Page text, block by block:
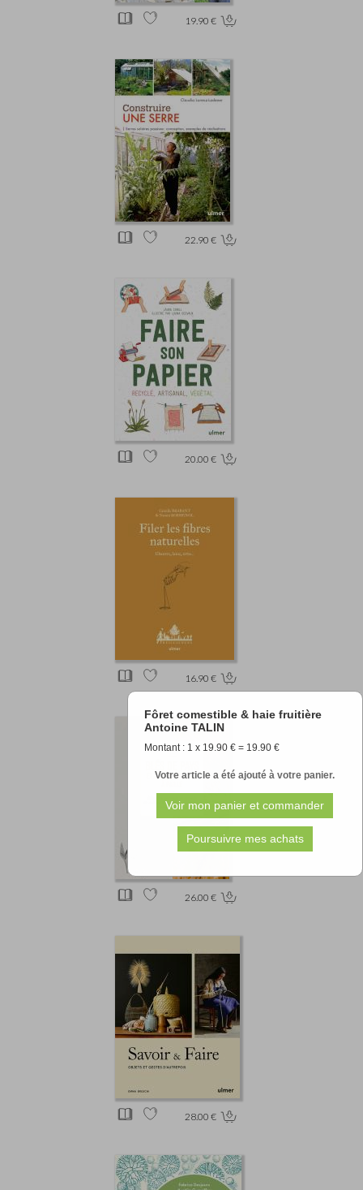
Fôret comestible & haie fruitière
Antoine TALIN
Montant : 1 x 19.90 € = 19.90 €
Votre article a été ajouté à votre panier.
19.90 €
22.90 €
20.00 €
16.90 €
26.00 €
28.00 €